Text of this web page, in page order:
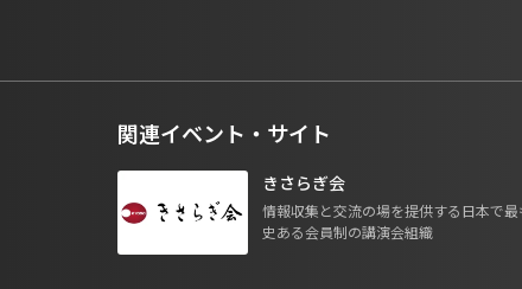
関連イベント・サイト
きさらぎ会
情報収集と交流の場を提供する日本で最
史ある会員制の講演会組織